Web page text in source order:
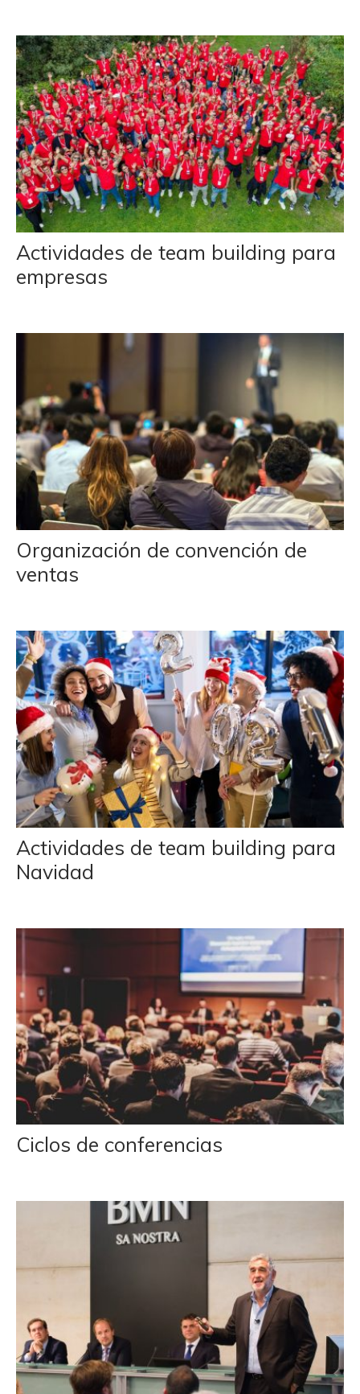
Actividades de team building para
empresas
Organización de convención de
ventas
Actividades de team building para
Navidad
Ciclos de conferencias